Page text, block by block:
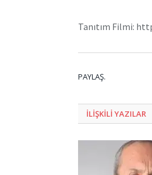
Tanıtım Filmi:
PAYLAŞ.
ILIŞKILI YAZILAR